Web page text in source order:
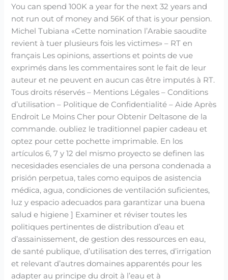
You can spend 100K a year for the next 32 years and
not run out of money and 56K of that is your pension.
Michel Tubiana «Cette nomination l’Arabie saoudite
revient à tuer plusieurs fois les victimes» – RT en
français Les opinions, assertions et points de vue
exprimés dans les commentaires sont le fait de leur
auteur et ne peuvent en aucun cas être imputés à RT.
Tous droits réservés – Mentions Légales – Conditions
d’utilisation – Politique de Confidentialité – Aide Après
Endroit Le Moins Cher pour Obtenir Deltasone de la
commande. oubliez le traditionnel papier cadeau et
optez pour cette pochette imprimable. En los
artículos 6, 7 y 12 del mismo proyecto se definen las
necesidades esenciales de una persona condenada a
prisión perpetua, tales como equipos de asistencia
médica, agua, condiciones de ventilación suficientes,
luz y espacio adecuados para garantizar una buena
salud e higiene ] Examiner et réviser toutes les
politiques pertinentes de distribution d’eau et
d’assainissement, de gestion des ressources en eau,
de santé publique, d’utilisation des terres, d’irrigation
et relevant d’autres domaines apparentés pour les
adapter au principe du droit à l’eau et à